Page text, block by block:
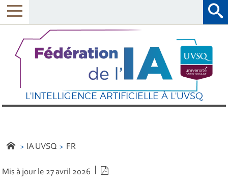
L'INTELLIGENCE ARTIFICIELLE À L'UVSQ
IA UVSQ FR
Mis à jour le 27 avril 2026